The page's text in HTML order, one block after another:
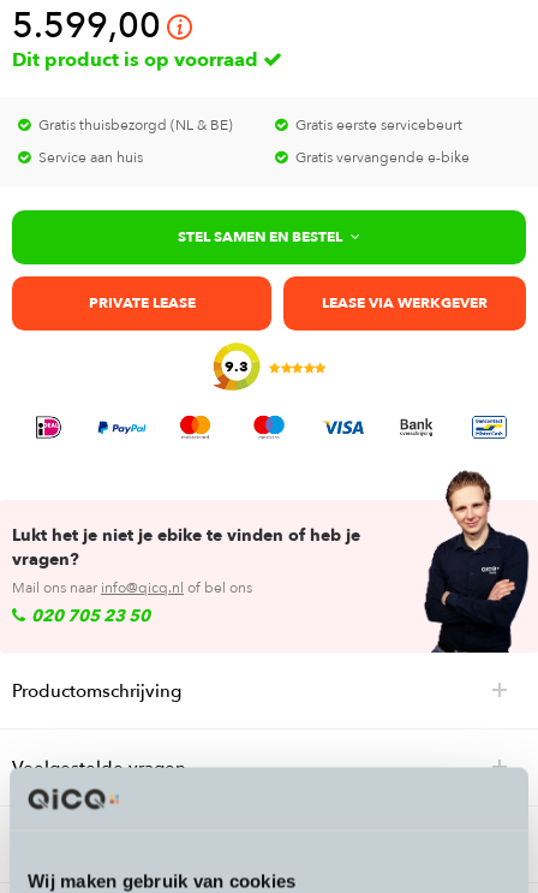
Wij maken gebruik van cookies
5.599,00
Dit product is op voorraad
Gratis thuisbezorgd (NL & BE)
Gratis eerste servicebeurt
Service aan huis
Gratis vervangende e-bike
STEL SAMEN EN BESTEL
PRIVATE LEASE LEASE VIA WERKGEVER
9.3
Lukt het je niet je ebike te vinden of heb je
vragen?
Mail ons naar info@qicq.nl of bel ons
020 705 23 50
Productomschrijving
Veelgestelde vragen